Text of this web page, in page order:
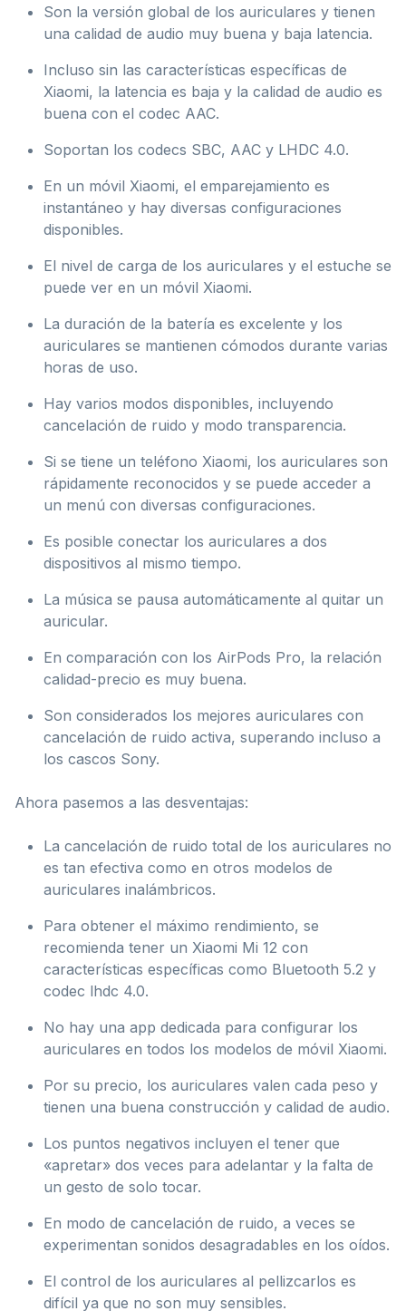
Son la versión global de los auriculares y tienen
una calidad de audio muy buena y baja latencia.
Incluso sin las características específicas de
Xiaomi, la latencia es baja y la calidad de audio es
buena con el codec AAC.
Soportan los codecs SBC, AAC y LHDC 4.0.
En un móvil Xiaomi, el emparejamiento es
instantáneo y hay diversas configuraciones
disponibles.
El nivel de carga de los auriculares y el estuche se
puede ver en un móvil Xiaomi.
La duración de la batería es excelente y los
auriculares se mantienen cómodos durante varias
horas de uso.
Hay varios modos disponibles, incluyendo
cancelación de ruido y modo transparencia.
Si se tiene un teléfono Xiaomi, los auriculares son
rápidamente reconocidos y se puede acceder a
un menú con diversas configuraciones.
Es posible conectar los auriculares a dos
dispositivos al mismo tiempo.
La música se pausa automáticamente al quitar un
auricular.
En comparación con los AirPods Pro, la relación
calidad-precio es muy buena.
Son considerados los mejores auriculares con
cancelación de ruido activa, superando incluso a
los cascos Sony.
Ahora pasemos a las desventajas:
La cancelación de ruido total de los auriculares no
es tan efectiva como en otros modelos de
auriculares inalámbricos.
Para obtener el máximo rendimiento, se
recomienda tener un Xiaomi Mi 12 con
características específicas como Bluetooth 5.2 y
codec lhdc 4.0.
No hay una app dedicada para configurar los
auriculares en todos los modelos de móvil Xiaomi.
Por su precio, los auriculares valen cada peso y
tienen una buena construcción y calidad de audio.
Los puntos negativos incluyen el tener que
«apretar» dos veces para adelantar y la falta de
un gesto de solo tocar.
En modo de cancelación de ruido, a veces se
experimentan sonidos desagradables en los oídos.
El control de los auriculares al pellizcarlos es
difícil ya que no son muy sensibles.